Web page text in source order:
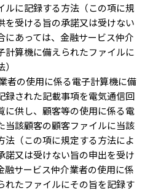
ルに記録する方法（この項に規
を受ける旨の承諾又は受けない
にあっては、金融サービス仲介
計算機に備えられたファイルに
者の使用に係る電子計算機に備
録された記載事項を電気通信回
に供し、顧客等の使用に係る電
当該顧客の顧客ファイルに当該
法（この項に規定する方法によ
諾又は受けない旨の申出を受け
融サービス仲介業者の使用に係
れたファイルにその旨を記録す